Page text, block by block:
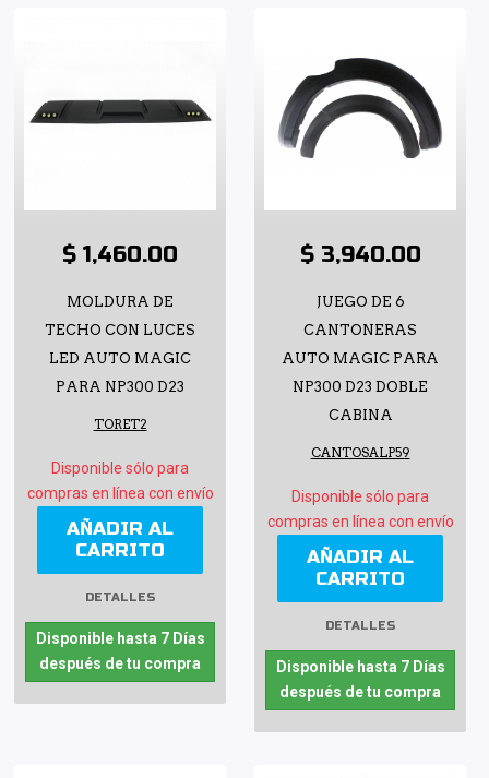
$ 1,460.00
MOLDURA DE
TECHO CON LUCES
LED AUTO MAGIC
PARA NP300 D23
TORET2
Disponible sólo para
compras en línea con envío
AÑADIR AL
CARRITO
DETALLES
Disponible hasta 7 Días
después de tu compra
$ 3,940.00
JUEGO DE 6
CANTONERAS
AUTO MAGIC PARA
NP300 D23 DOBLE
CABINA
CANTOSALP59
Disponible sólo para
compras en línea con envío
AÑADIR AL
CARRITO
DETALLES
Disponible hasta 7 Días
después de tu compra